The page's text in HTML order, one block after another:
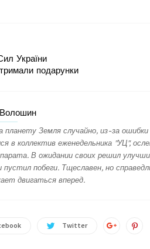
України
подарунки
планету Земля случайно, из-за
в коллектив еженедельника "УЦ",
В ожидании своих решил
пустил побеги. Тщеславен, но
двигаться вперед.
Twitter